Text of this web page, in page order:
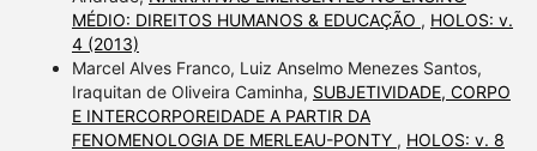
MÉDIO: DIREITOS HUMANOS & EDUCAÇÃO , HOLOS: v.
4 (2013)
Marcel Alves Franco, Luiz Anselmo Menezes Santos,
Iraquitan de Oliveira Caminha, SUBJETIVIDADE, CORPO
E INTERCORPOREIDADE A PARTIR DA
FENOMENOLOGIA DE MERLEAU-PONTY , HOLOS: v. 8